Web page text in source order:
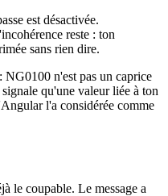
est désactivée.
reste : ton
sans rien dire.
NG0100 n'est pas un caprice
qu'une valeur liée à ton
l'a considérée comme
le coupable. Le message a